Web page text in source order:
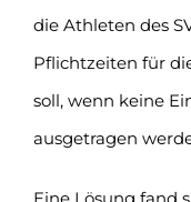
die Athleten des
Pflichtzeiten für
soll, wenn keine
ausgetragen